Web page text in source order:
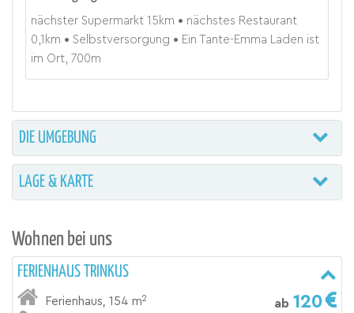
nächster Supermarkt 15 km
nächstes Restaurant
0,1 km Selbstversorgung
Ein Tante-Emma Laden ist
im Ort, 700m
DIE UMGEBUNG
LAGE & KARTE
Wohnen bei uns
FERIENHAUS TRINKUS
Ferienhaus,154 m2 ab 120